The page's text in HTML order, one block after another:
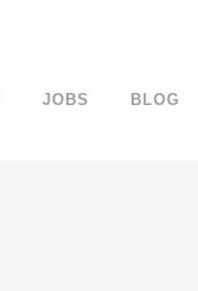
JOBS BLOG